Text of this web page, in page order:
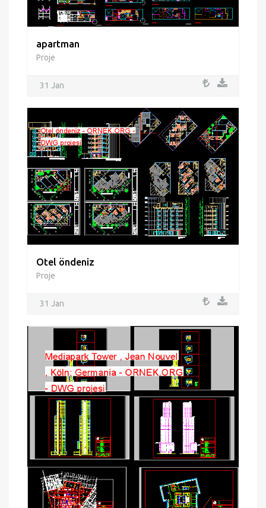
apartman
Proje
31 Jan
Otel öndeniz
Proje
31 Jan